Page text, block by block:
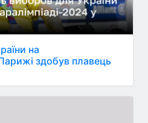
на
здобув плавець